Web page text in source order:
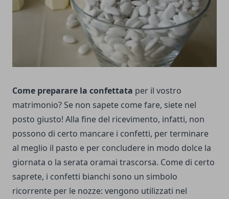
Come preparare la confettata per il vostro
matrimonio? Se non sapete come fare, siete nel
posto giusto! Alla fine del ricevimento, infatti, non
possono di certo mancare i confetti, per terminare
al meglio il pasto e per concludere in modo dolce la
giornata o la serata oramai trascorsa. Come di certo
saprete, i confetti bianchi sono un simbolo
ricorrente per le nozze: vengono utilizzati nel